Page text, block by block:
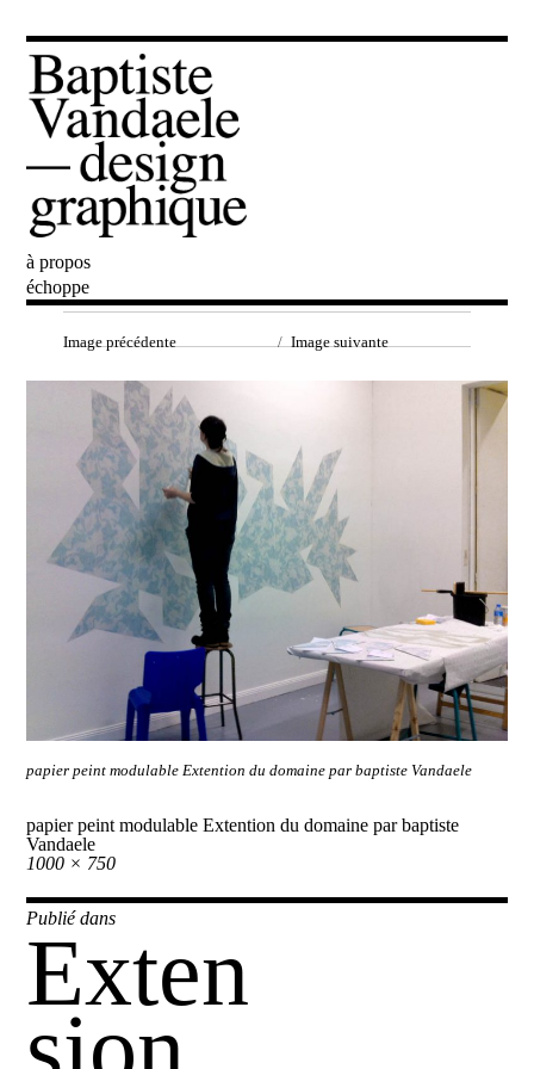
Baptiste Vandaele
à propos
échoppe
Image précédente Image suivante
papier peint modulable Extention du domaine par baptiste Vandaele
papier peint modulable Extention du domaine par baptiste
Vandaele
Taille
réelle
1000 × 750
Navigation
de
l’article
Publié dans
Exten